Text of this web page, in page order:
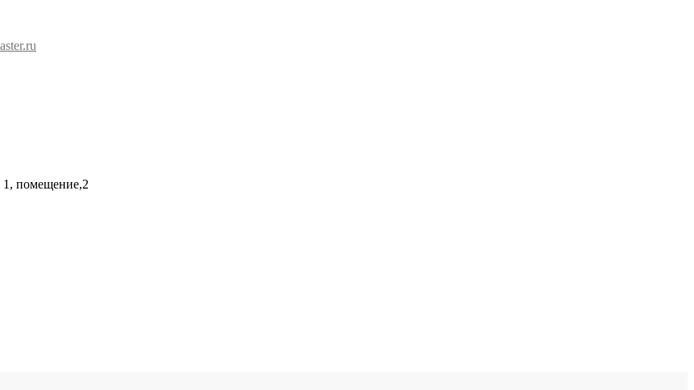
1, помещение,2